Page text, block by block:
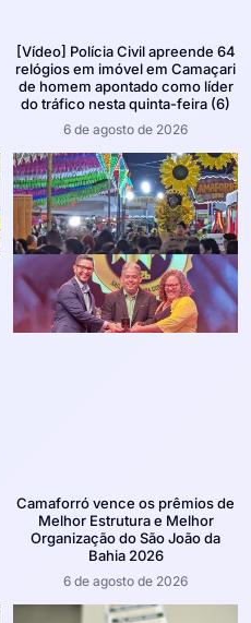
[Vídeo] Polícia Civil apreende 64
relógios em imóvel em Camaçari
de homem apontado como líder
do tráfico nesta quinta-feira (6)
6 de agosto de 2026
Camaforró vence os prêmios de
Melhor Estrutura e Melhor
Organização do São João da
Bahia 2026
6 de agosto de 2026